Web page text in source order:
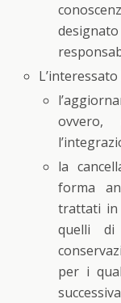
ovvero,
la
forma
trattati in
quelli
per i